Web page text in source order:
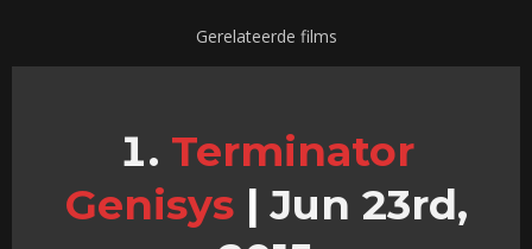
Gerelateerde films
Terminator
Genisys | Jun 23rd,